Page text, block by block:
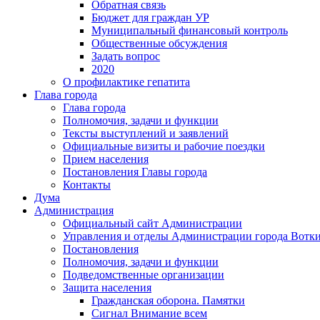
Обратная связь
Бюджет для граждан УР
Муниципальный финансовый контроль
Общественные обсуждения
Задать вопрос
2020
О профилактике гепатита
Глава города
Глава города
Полномочия, задачи и функции
Тексты выступлений и заявлений
Официальные визиты и рабочие поездки
Прием населения
Постановления Главы города
Контакты
Дума
Администрация
Официальный сайт Администрации
Управления и отделы Администрации города
Постановления
Полномочия, задачи и функции
Подведомственные организации
Защита населения
Гражданская оборона. Памятки
Сигнал Внимание всем